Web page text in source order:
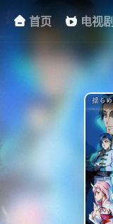
首页 电视剧